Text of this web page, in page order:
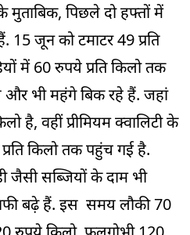
के मुताबिक, पिछले दो हफ्तों में
15 जून को टमाटर 49 प्रति
में 60 रुपये प्रति किलो तक
और भी महंगे बिक रहे हैं. जहां
है, वहीं प्रीमियम क्वालिटी के
किलो तक पहुंच गई है.
जैसी सब्जियों के दाम भी
बढ़े हैं. इस समय लौकी 70